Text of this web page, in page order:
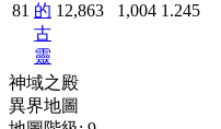
81 的
古
靈
12,863 1,004 1.245
神域之殿
異界地圖